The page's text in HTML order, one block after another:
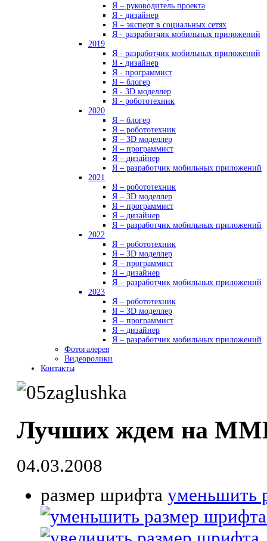
Я – руководитель проекта
Я - дизайнер
Я – эксперт в социальных сетях
Я - разработчик мобильных приложений
2019
Я - разработчик мобильных приложений
Я - дизайнер
Я - программист
Я – блогер
Я - 3D моделлер
Я - робототехник
2020
Я – блогер
Я – робототехник
Я – 3D моделлер
Я – программист
Я – дизайнер
Я – разработчик мобильных приложений
2021
Я – робототехник
Я – 3D моделлер
Я – программист
Я – дизайнер
Я – разработчик мобильных приложений
2022
Я – робототехник
Я – 3D моделлер
Я – программист
Я – дизайнер
Я – разработчик мобильных приложений
2023
Я – робототехник
Я – 3D моделлер
Я – программист
Я – дизайнер
Я – разработчик мобильных приложений
Фотогалерея
Видеоролики
Контакты
Лучших ждем на
04.03.2008
размер шрифта уменьшить